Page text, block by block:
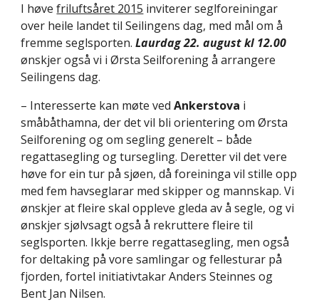
I høvefriluftsåret 2015 inviterer seglforeiningar
over heile landet til Seilingens dag, med mål om å
fremme seglsporten.Laurdag 22. august kl 12.00
ønskjer også vi i Ørsta Seilforening å arrangere
Seilingens dag.
– Interesserte kan møte vedAnkerstova i
småbåthamna, der det vil bli orientering om Ørsta
Seilforening og om segling generelt – både
regattasegling og tursegling. Deretter vil det vere
høve for ein tur på sjøen, då foreininga vil stille opp
med fem havseglarar med skipper og mannskap. Vi
ønskjer at fleire skal oppleve gleda av å segle, og vi
ønskjer sjølvsagt også å rekruttere fleire til
seglsporten. Ikkje berre regattasegling, men også
for deltaking på vore samlingar og fellesturar på
fjorden, fortel initiativtakar Anders Steinnes og
Bent Jan Nilsen.